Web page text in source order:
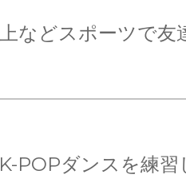
などスポーツで友
POPダンスを練